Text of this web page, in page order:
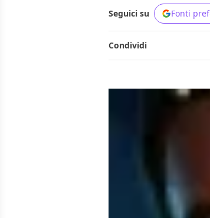
Seguici su Fonti
Condividi